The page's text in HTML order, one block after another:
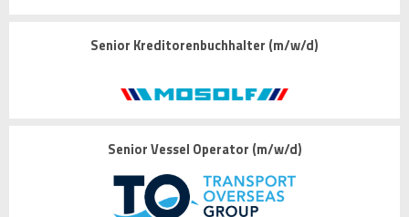
Senior Kreditorenbuchhalter (m/w/d)
Senior Vessel Operator (m/w/d)